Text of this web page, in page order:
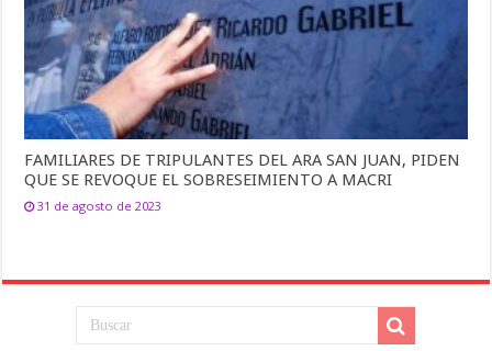
FAMILIARES DE TRIPULANTES DEL ARA SAN JUAN, PIDEN
QUE SE REVOQUE EL SOBRESEIMIENTO A MACRI
31 de agosto de 2023